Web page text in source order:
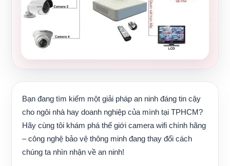
Bạn đang tìm kiếm một giải pháp an ninh đáng tin cậy
cho ngôi nhà hay doanh nghiệp của mình tại TPHCM?
Hãy cùng tôi khám phá thế giới camera wifi chính hãng
– công nghệ bảo vệ thông minh đang thay đổi cách
chúng ta nhìn nhận về an ninh!